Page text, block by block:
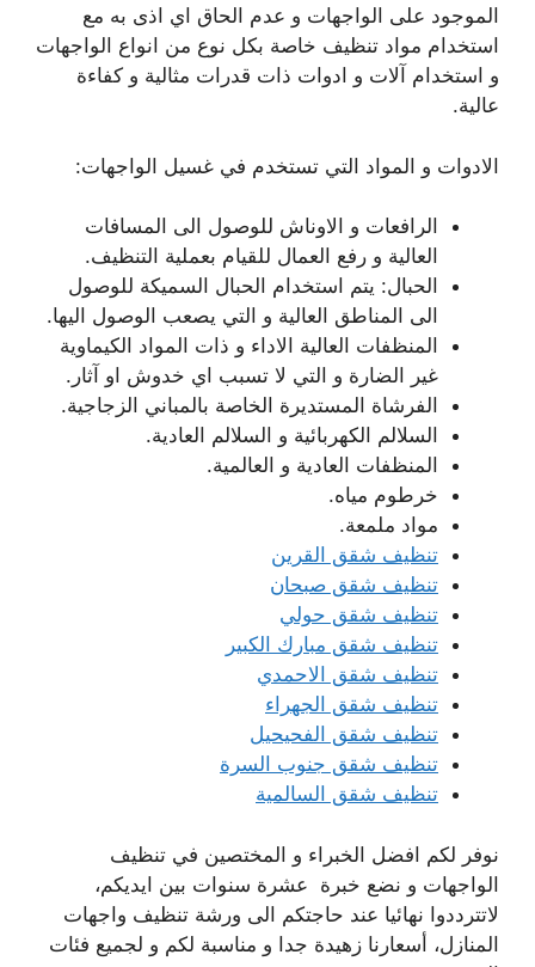
الموجود على الواجهات و عدم الحاق اي اذى به مع
استخدام مواد تنظيف خاصة بكل نوع من انواع الواجهات
و استخدام آلات و ادوات ذات قدرات مثالية و كفاءة
عالية.
الادوات و المواد التي تستخدم في غسيل الواجهات:
الرافعات و الاوناش للوصول الى المسافات
العالية و رفع العمال للقيام بعملية التنظيف.
الحبال: يتم استخدام الحبال السميكة للوصول
الى المناطق العالية و التي يصعب الوصول اليها.
المنظفات العالية الاداء و ذات المواد الكيماوية
غير الضارة و التي لا تسبب اي خدوش او آثار.
الفرشاة المستديرة الخاصة بالمباني الزجاجية.
السلالم الكهربائية و السلالم العادية.
المنظفات العادية و العالمية.
خرطوم مياه.
مواد ملمعة.
تنظيف شقق القرين
تنظيف شقق صبحان
تنظيف شقق حولي
تنظيف شقق مبارك الكبير
تنظيف شقق الاحمدي
تنظيف شقق الجهراء
تنظيف شقق الفحيحيل
تنظيف شقق جنوب السرة
تنظيف شقق السالمية
نوفر لكم افضل الخبراء و المختصين في تنظيف
الواجهات و نضع خبرة عشرة سنوات بين ايديكم،
لاتترددوا نهائيا عند حاجتكم الى ورشة تنظيف واجهات
المنازل، أسعارنا زهيدة جدا و مناسبة لكم و لجميع فئات